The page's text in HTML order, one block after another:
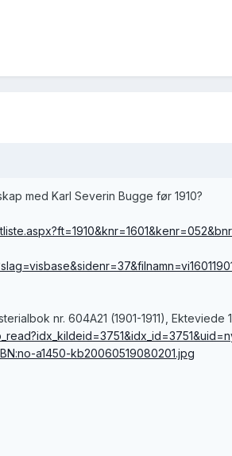
med Karl Severin Bugge før 1910?
nr. 604A21 (1901-1911), Ekteviede
a1450-kb20060519080201.jpg